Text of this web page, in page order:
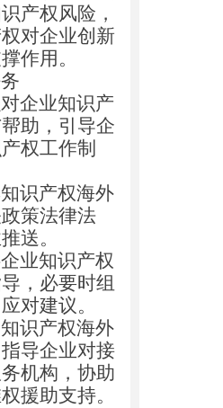
产权风险，
对企业创新
作用。
对企业知识产
助，引导企
权工作制
知识产权海外
策法律法
送。
企业知识产权
，必要时组
对建议。
知识产权海外
导企业对接
机构，协助
援助支持。